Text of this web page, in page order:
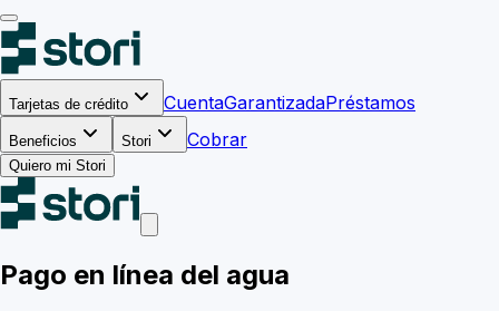
Tarjetas de crédito CuentaGarantizadaPréstamos
Beneficios Stori Cobrar
Quiero mi Stori
Pago en línea del agua